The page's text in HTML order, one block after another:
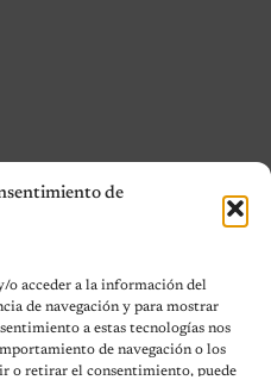
de
o acceder a la información del
de navegación y para mostrar
a estas tecnologías nos
de navegación o los
o retirar el consentimiento, puede